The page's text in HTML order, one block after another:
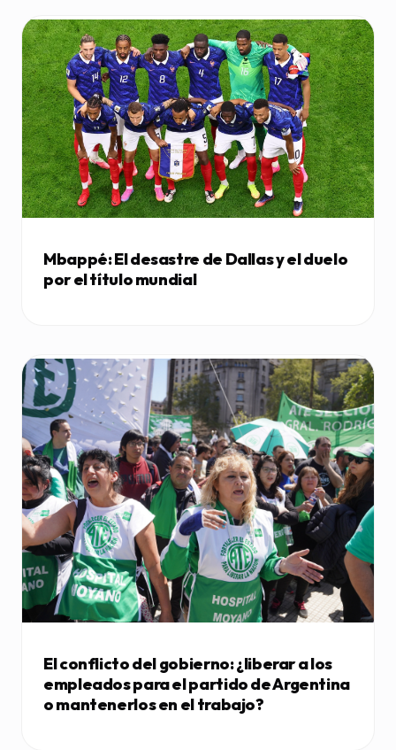
Mbappé: El desastre de Dallas y el duelo
por el título mundial
El conflicto del gobierno: ¿liberar a los
empleados para el partido de Argentina
o mantenerlos en el trabajo?